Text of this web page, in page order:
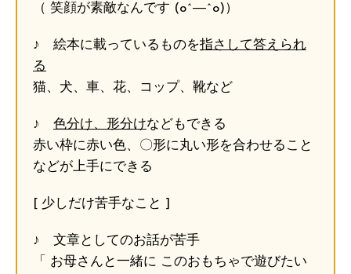
（ 笑顔が素敵なんです (o^―^o)）
♪ 絵本に載っているものを指さして答えられ
る
猫、犬、車、花、コップ、靴など
♪ 色分け、形分けなどもできる
赤い枠に赤い色、〇形に丸い形を合わせること
などが上手にできる
[ 少しだけ苦手なこと ]
♪ 文章としてのお話が苦手
「 お母さんと一緒に このおもちゃで遊びたい